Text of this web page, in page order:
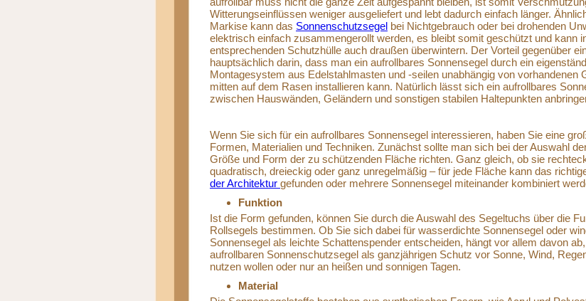
Witterungseinflüssen weniger ausgeliefert und lebt dadurch einfach länger.
Markise kann das Sonnenschutzsegel bei Nichtgebrauch oder bei drohenden
elektrisch einfach zusammengerollt werden, es bleibt somit geschützt und kann
entsprechenden Schutzhülle auch draußen überwintern. Der Vorteil gegenüber
hauptsächlich darin, dass man ein aufrollbares Sonnensegel durch ein
Montagesystem aus Edelstahlmasten und -seilen unabhängig von vorhandenen
mitten auf dem Rasen installieren kann. Natürlich lässt sich ein aufrollbares
zwischen Hauswänden, Geländern und sonstigen stabilen Haltepunkten
Wenn Sie sich für ein aufrollbares Sonnensegel interessieren, haben Sie eine
Formen, Materialien und Techniken. Zunächst sollte man sich bei der Auswahl
Größe und Form der zu schützenden Fläche richten. Ganz gleich, ob sie
quadratisch, dreieckig oder ganz unregelmäßig – für jede Fläche kann das
der Architektur gefunden oder mehrere Sonnensegel miteinander kombiniert
Funktion
Ist die Form gefunden, können Sie durch die Auswahl des Segeltuchs über die
Rollsegels bestimmen. Ob Sie sich dabei für wasserdichte Sonnensegel oder
Sonnensegel als leichte Schattenspender entscheiden, hängt vor allem davon
aufrollbaren Sonnenschutzsegel als ganzjährigen Schutz vor Sonne, Wind,
nutzen wollen oder nur an heißen und sonnigen Tagen.
Material